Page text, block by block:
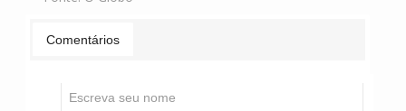
Comentários